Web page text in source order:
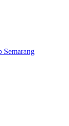
Semarang